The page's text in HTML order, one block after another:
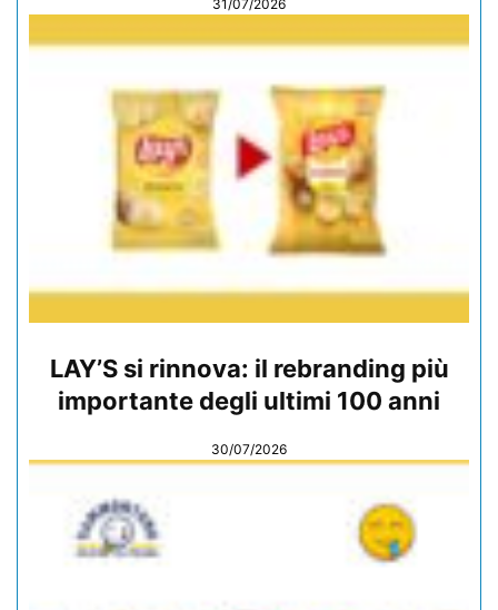
31/07/2026
LAY’S si rinnova: il rebranding più
importante degli ultimi 100 anni
30/07/2026